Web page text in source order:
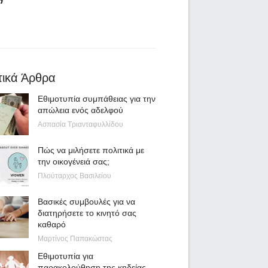
Άρθρα
Εθιμοτυπία συμπάθειας για την
απώλεια ενός αδελφού
Ασπασία Τριανταφυλλίδου
Πώς να μιλήσετε πολιτικά με
την οικογένειά σας;
Πλούταρχος Βασιλείου
Βασικές συμβουλές για να
διατηρήσετε το κινητό σας
καθαρό
Μαρτίνος Παπακώστας
Εθιμοτυπία για